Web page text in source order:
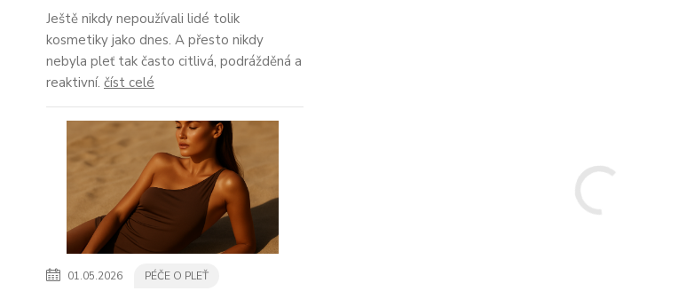
Ještě nikdy nepoužívali lidé tolik
kosmetiky jako dnes. A přesto nikdy
nebyla pleť tak často citlivá, podrážděná a
reaktivní. číst celé
01.05.2026 PÉČE O PLEŤ